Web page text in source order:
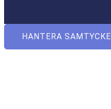
HANTERA SAMTYCKE